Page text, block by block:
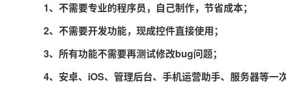
1、不需要专业的程序员，自己制作，节省成本；
2、不需要开发功能，现成控件直接使用；
3、所有功能不需要再测试修改bug问题；
4、安卓、iOS、管理后台、手机运营助手、服务器等一